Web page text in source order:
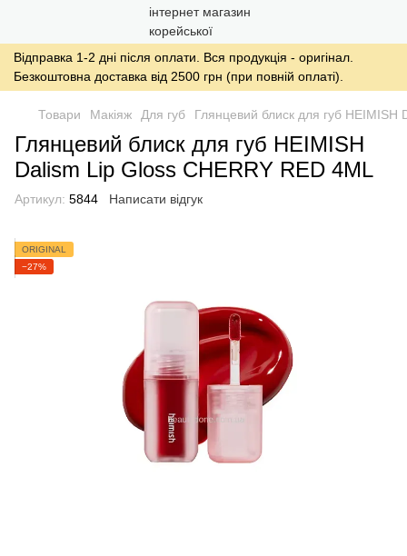
Відправка 1-2 дні після оплати. Вся продукція - оригінал.
Безкоштовна доставка від 2500 грн (при повній оплаті).
Товари Макіяж Для губ Глянцевий блиск для губ
Глянцевий блиск для губ HEIMISH
Dalism Lip Gloss CHERRY RED 4ML
Артикул: 5844 Написати відгук
ORIGINAL
−27%